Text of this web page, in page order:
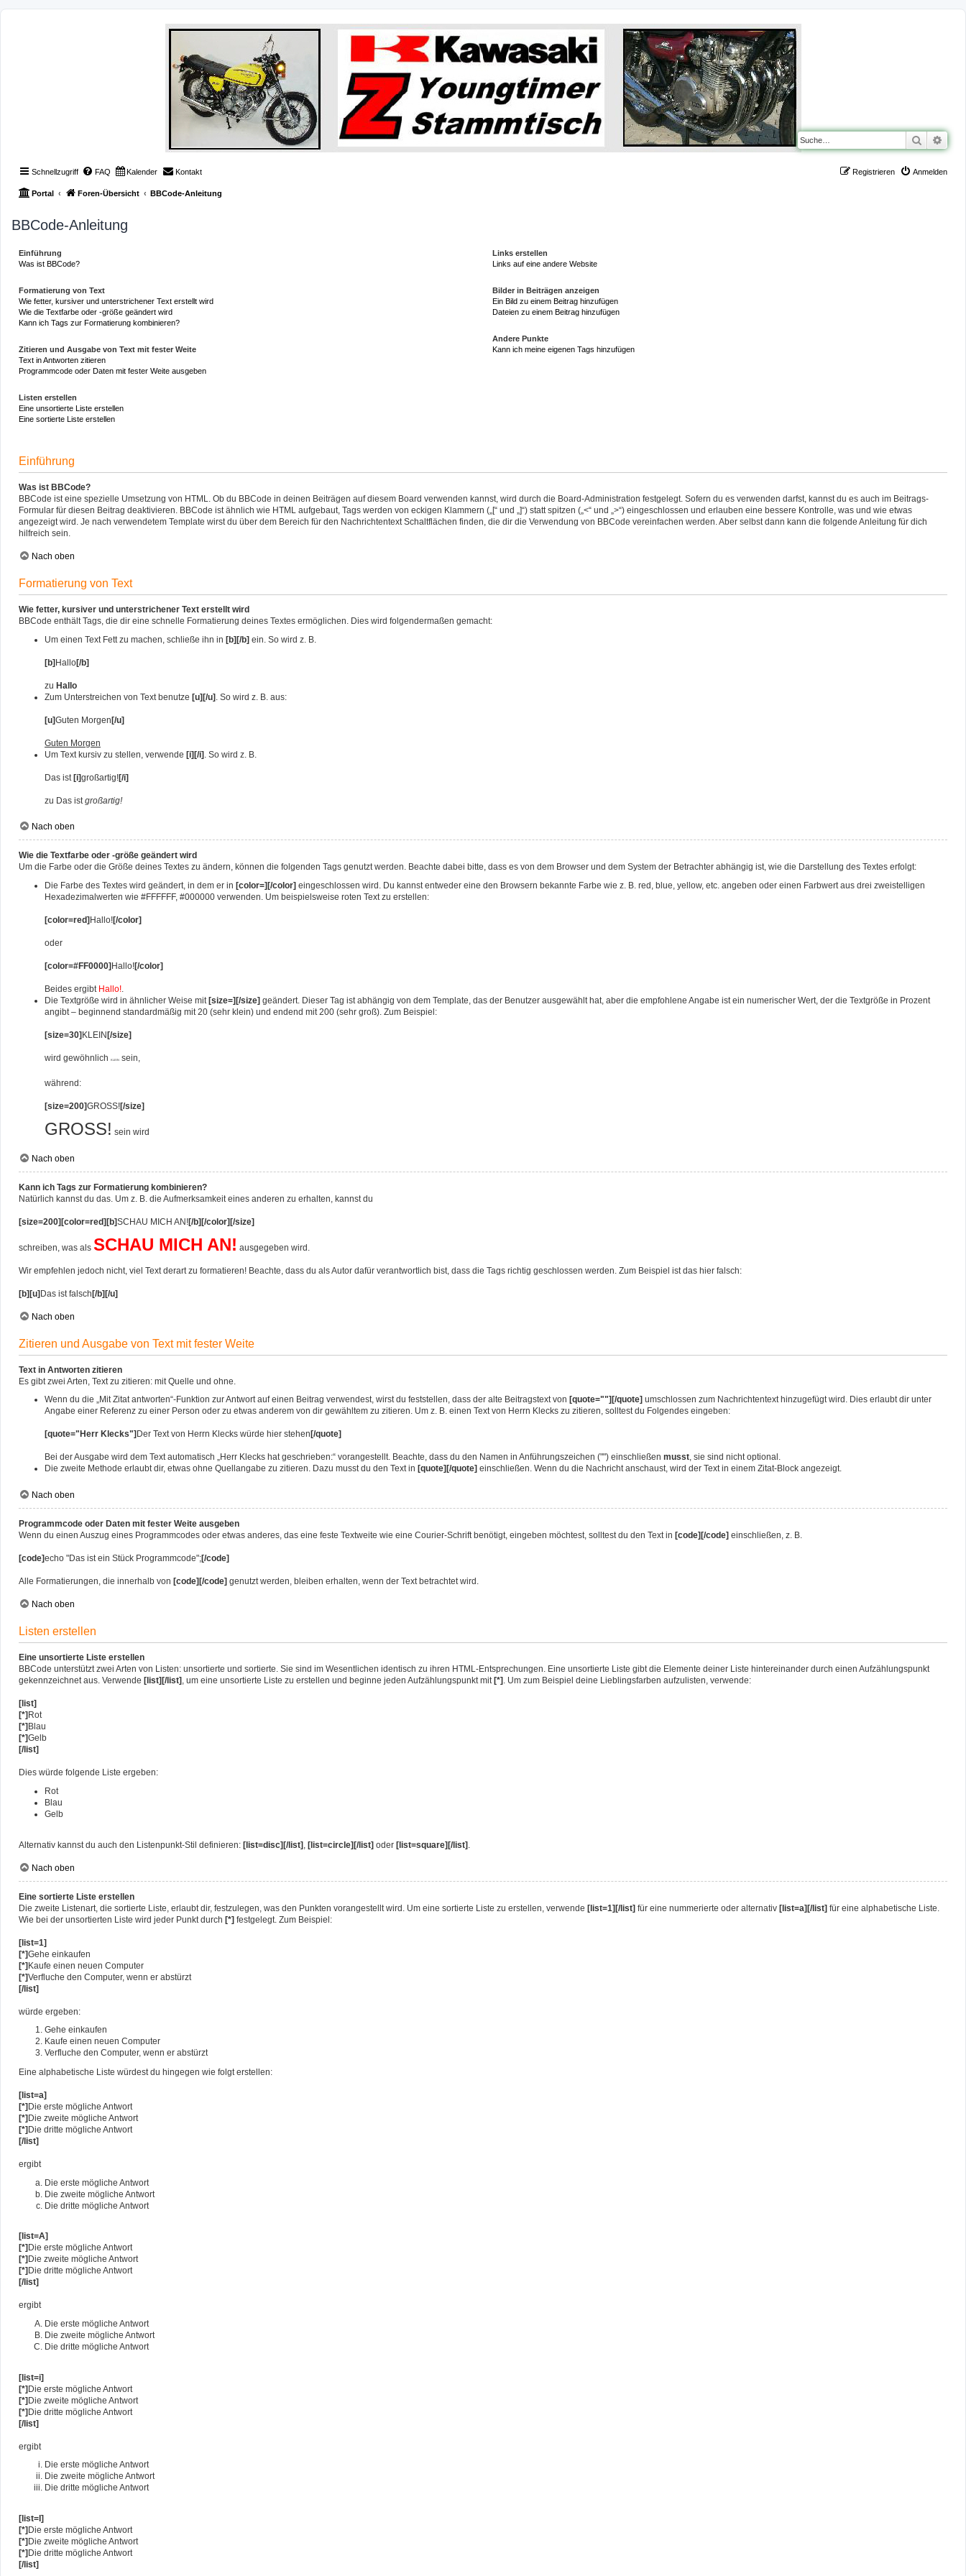
Suche
Schnellzugriff FAQ Kalender Kontakt Anmelden
Registrieren
Portal Foren-Übersicht BBCode-Anleitung
BBCode-Anleitung
Einführung
Was ist BBCode?
Formatierung von Text
Wie fetter, kursiver und unterstrichener Text erstellt wird
Wie die Textfarbe oder -größe geändert wird
Kann ich Tags zur Formatierung kombinieren?
Zitieren und Ausgabe von Text mit fester Weite
Text in Antworten zitieren
Programmcode oder Daten mit fester Weite ausgeben
Listen erstellen
Eine unsortierte Liste erstellen
Eine sortierte Liste erstellen
Links erstellen
Links auf eine andere Website
Bilder in Beiträgen anzeigen
Ein Bild zu einem Beitrag hinzufügen
Dateien zu einem Beitrag hinzufügen
Andere Punkte
Kann ich meine eigenen Tags hinzufügen
Einführung
Was ist BBCode?
BBCode ist eine spezielle Umsetzung von HTML. Ob du BBCode in deinen Beiträgen auf diesem Board verwenden kannst, wird durch die Board-Administration festgelegt. Sofern du es verwenden darfst, kannst du es auch im Beitrags-
Formular für diesen Beitrag deaktivieren. BBCode ist ähnlich wie HTML aufgebaut, Tags werden von eckigen Klammern („[“ und „]“) statt spitzen („<“ und „>“) eingeschlossen und erlauben eine bessere Kontrolle, was und wie etwas
angezeigt wird. Je nach verwendetem Template wirst du über dem Bereich für den Nachrichtentext Schaltflächen finden, die dir die Verwendung von BBCode vereinfachen werden. Aber selbst dann kann die folgende Anleitung für dich
hilfreich sein.
Nach oben
Formatierung von Text
Wie fetter, kursiver und unterstrichener Text erstellt wird
BBCode enthält Tags, die dir eine schnelle Formatierung deines Textes ermöglichen. Dies wird folgendermaßen gemacht:
Um einen Text Fett zu machen, schließe ihn in [b][/b] ein. So wird z. B.
[b]Hallo[/b]
zu Hallo
Zum Unterstreichen von Text benutze [u][/u] . So wird z. B. aus:
[u]Guten Morgen[/u]
Guten Morgen
Um Text kursiv zu stellen, verwende [i][/i] . So wird z. B.
Das ist [i]großartig![/i]
zu Das ist großartig!
Nach oben
Wie die Textfarbe oder -größe geändert wird
Um die Farbe oder die Größe deines Textes zu ändern, können die folgenden Tags genutzt werden. Beachte dabei bitte, dass es von dem Browser und dem System der Betrachter abhängig ist, wie die Darstellung des Textes erfolgt:
Die Farbe des Textes wird geändert, in dem er in [color=][/color] eingeschlossen wird. Du kannst entweder eine den Browsern bekannte Farbe wie z. B. red, blue, yellow, etc. angeben oder einen Farbwert aus drei zweistelligen
Hexadezimalwerten wie #FFFFFF, #000000 verwenden. Um beispielsweise roten Text zu erstellen:
[color=red] Hallo![/color]
oder
[color=#FF0000] Hallo![/color]
Beides ergibt Hallo!.
Die Textgröße wird in ähnlicher Weise mit [size=][/size] geändert. Dieser Tag ist abhängig von dem Template, das der Benutzer ausgewählt hat, aber die empfohlene Angabe ist ein numerischer Wert, der die Textgröße in Prozent
angibt – beginnend standardmäßig mit 20 (sehr klein) und endend mit 200 (sehr groß). Zum Beispiel:
[size=30] KLEIN [/size]
wird gewöhnlich KLEIN sein,
während:
[size=200]GROSS![/size]
GROSS! sein wird
Nach oben
Kann ich Tags zur Formatierung kombinieren?
Natürlich kannst du das. Um z. B. die Aufmerksamkeit eines anderen zu erhalten, kannst du
[size=200][color=red][b]SCHAU MICH AN![/b][/color][/size]
schreiben, was als SCHAU MICH AN! ausgegeben wird.
Wir empfehlen jedoch nicht, viel Text derart zu formatieren! Beachte, dass du als Autor dafür verantwortlich bist, dass die Tags richtig geschlossen werden. Zum Beispiel ist das hier falsch:
[b][u]Das ist falsch[/b][/u]
Nach oben
Zitieren und Ausgabe von Text mit fester Weite
Text in Antworten zitieren
Es gibt zwei Arten, Text zu zitieren: mit Quelle und ohne.
Wenn du die „Mit Zitat antworten“-Funktion zur Antwort auf einen Beitrag verwendest, wirst du feststellen, dass der alte Beitragstext von [quote=""][/quote] umschlossen zum Nachrichtentext hinzugefügt wird. Dies erlaubt dir unter
Angabe einer Referenz zu einer Person oder zu etwas anderem von dir gewähltem zu zitieren. Um z. B. einen Text von Herrn Klecks zu zitieren, solltest du Folgendes eingeben:
[quote="Herr Klecks"] Der Text von Herrn Klecks würde hier stehen [/quote]
Bei der Ausgabe wird dem Text automatisch „Herr Klecks hat geschrieben:“ vorangestellt. Beachte, dass du den Namen in Anführungszeichen ("") einschließen musst, sie sind nicht optional.
Die zweite Methode erlaubt dir, etwas ohne Quellangabe zu zitieren. Dazu musst du den Text in [quote][/quote] einschließen. Wenn du die Nachricht anschaust, wird der Text in einem Zitat-Block angezeigt.
Nach oben
Programmcode oder Daten mit fester Weite ausgeben
Wenn du einen Auszug eines Programmcodes oder etwas anderes, das eine feste Textweite wie eine Courier-Schrift benötigt, eingeben möchtest, solltest du den Text in [code][/code] einschließen, z. B.
[code]echo "Das ist ein Stück Programmcode";[/code]
Alle Formatierungen, die innerhalb von [code][/code] genutzt werden, bleiben erhalten, wenn der Text betrachtet wird.
Nach oben
Listen erstellen
Eine unsortierte Liste erstellen
BBCode unterstützt zwei Arten von Listen: unsortierte und sortierte. Sie sind im Wesentlichen identisch zu ihren HTML-Entsprechungen. Eine unsortierte Liste gibt die Elemente deiner Liste hintereinander durch einen Aufzählungspunkt
gekennzeichnet aus. Verwende [list][/list] , um eine unsortierte Liste zu erstellen und beginne jeden Aufzählungspunkt mit [*] . Um zum Beispiel deine Lieblingsfarben aufzulisten, verwende:
[list]
[*] Rot
[*] Blau
[*]Gelb
[/list]
Dies würde folgende Liste ergeben:
Rot
Blau
Gelb
Alternativ kannst du auch den Listenpunkt-Stil definieren: [list=disc][/list] [list=circle][/list] oder [list=square][/list]
Nach oben
Eine sortierte Liste erstellen
Die zweite Listenart, die sortierte Liste, erlaubt dir, festzulegen, was den Punkten vorangestellt wird. Um eine sortierte Liste zu erstellen, verwende [list=1][/list] für eine nummerierte oder alternativ [list=a][/list] für eine alphabetische Liste.
Wie bei der unsortierten Liste wird jeder Punkt durch [*] festgelegt. Zum Beispiel:
[list=1]
[*]Gehe einkaufen
[*]Kaufe einen neuen Computer
[*]Verfluche den Computer, wenn er abstürzt
[/list]
würde ergeben:
Gehe einkaufen
Kaufe einen neuen Computer
Verfluche den Computer, wenn er abstürzt
Eine alphabetische Liste würdest du hingegen wie folgt erstellen:
[list=a]
[*] Die erste mögliche Antwort
[*] Die zweite mögliche Antwort
[*] Die dritte mögliche Antwort
[/list]
ergibt
Die erste mögliche Antwort
Die zweite mögliche Antwort
Die dritte mögliche Antwort
[list=A]
[*] Die erste mögliche Antwort
[*] Die zweite mögliche Antwort
[*] Die dritte mögliche Antwort
[/list]
ergibt
Die erste mögliche Antwort
Die zweite mögliche Antwort
Die dritte mögliche Antwort
[list=i]
[*]Die erste mögliche Antwort
[*]Die zweite mögliche Antwort
[*]Die dritte mögliche Antwort
[/list]
ergibt
Die erste mögliche Antwort
Die zweite mögliche Antwort
Die dritte mögliche Antwort
[list=I]
[*] Die erste mögliche Antwort
[*] Die zweite mögliche Antwort
[*] Die dritte mögliche Antwort
[/list]